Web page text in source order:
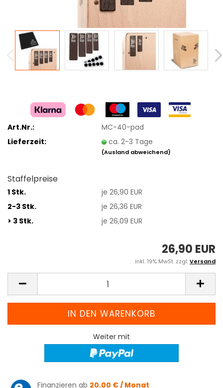
Art.Nr.:
MC-40-pad
Lieferzeit:
ca. 2-3 Tage
(Ausland abweichend)
Staffelpreise
1 Stk.
je 26,90 EUR
2-3 Stk.
je 26,36 EUR
> 3 Stk.
je 26,09 EUR
26,90 EUR
inkl. 19% MwSt. zzgl.Versand
Weiter mit
Finanzieren ab 20.00 € / Monat